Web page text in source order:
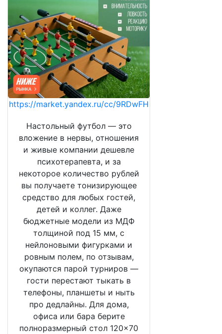
https://market.yandex.ru/cc/9RDwFH
Настольный футбол — это
вложение в нервы, отношения
и живые компании дешевле
психотерапевта, и за
некоторое количество рублей
вы получаете тонизирующее
средство для любых гостей,
детей и коллег. Даже
бюджетные модели из МДФ
толщиной под 15 мм, с
нейлоновыми фигурками и
ровным полем, по отзывам,
окупаются парой турниров —
гости перестают тыкать в
телефоны, планшеты и ныть
про дедлайны. Для дома,
офиса или бара берите
полноразмерный стол 120×70